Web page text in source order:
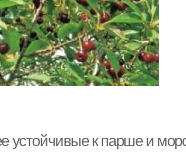
устойчивые к парше и